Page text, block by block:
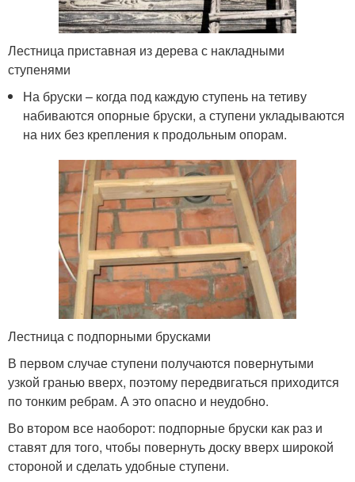
Лестница приставная из дерева с накладными
ступенями
На бруски – когда под каждую ступень на тетиву
набиваются опорные бруски, а ступени укладываются
на них без крепления к продольным опорам.
Лестница с подпорными брусками
В первом случае ступени получаются повернутыми
узкой гранью вверх, поэтому передвигаться приходится
по тонким ребрам. А это опасно и неудобно.
Во втором все наоборот: подпорные бруски как раз и
ставят для того, чтобы повернуть доску вверх широкой
стороной и сделать удобные ступени.